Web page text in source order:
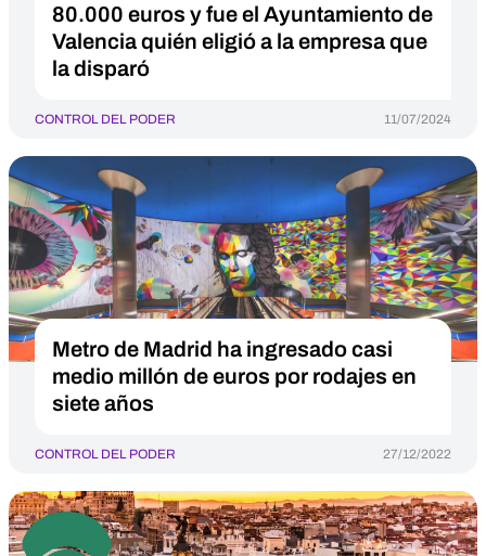
80.000 euros y fue el Ayuntamiento de
Valencia quién eligió a la empresa que
la disparó
CONTROL DEL PODER 11/07/2024
Metro de Madrid ha ingresado casi
medio millón de euros por rodajes en
siete años
CONTROL DEL PODER 27/12/2022